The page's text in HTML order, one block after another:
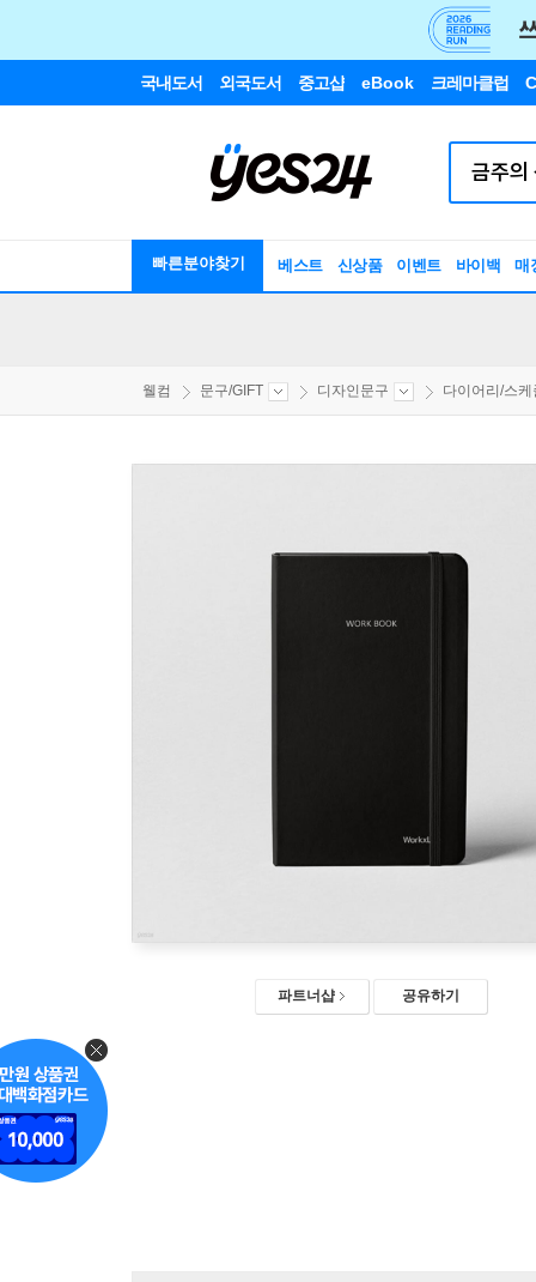
국내도서 외국도서 중고샵 eBook 크레마클럽
빠른분야찾기 베스트 신상품 이벤트 바이백 매
웰컴 문구/GIFT 디자인문구 다이어리/스케
파트너샵 공유하기